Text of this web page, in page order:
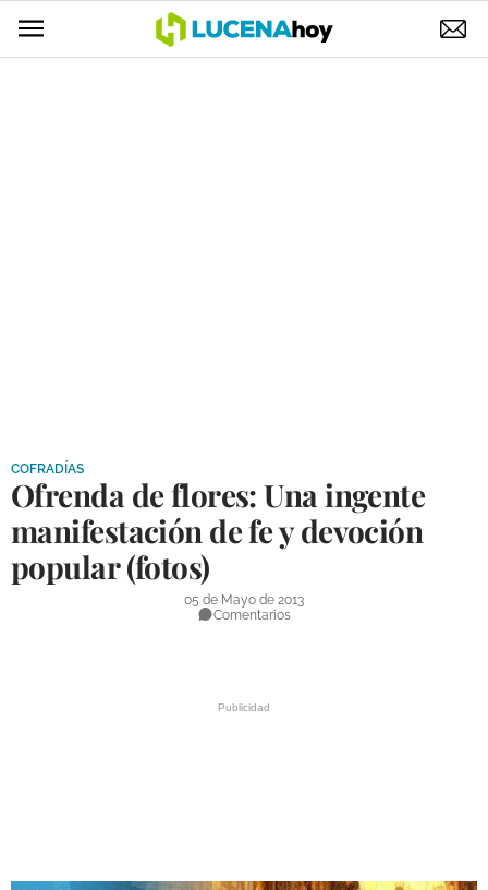
DEPORTES
COMPETICIONES
COFRADÍAS
Ofrenda de flores: Una ingente
manifestación de fe y devoción
popular (fotos)
05 de Mayo de 2013
Comentarios